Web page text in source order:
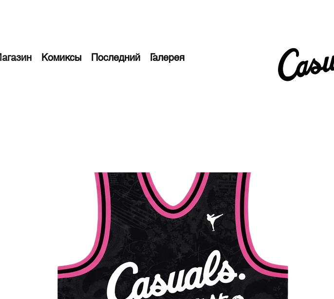
Комиксы Последний Галерея